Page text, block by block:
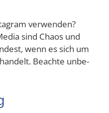
ver­wen­den?
sind Cha­os und
wenn es sich um
Beach­te unbe­